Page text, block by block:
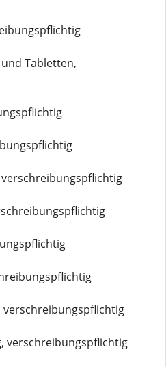
Tabletten,
verschreibungspflichtig
verschreibungspflichtig